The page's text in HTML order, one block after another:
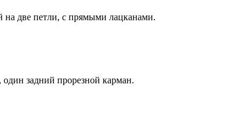
на две петли, с прямыми лацканами.
задний прорезной карман.